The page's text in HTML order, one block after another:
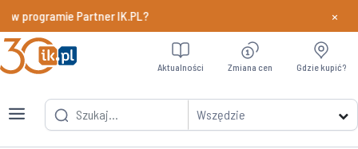
programie Partner IK.PL? Dowiedz
×
Wszędzie
Aktualności Zmiana cen Gdzie kupić?